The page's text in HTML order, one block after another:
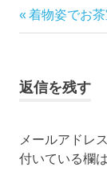
る
す。
投
ナ
ゲ
前
の
着物姿でお
返信を残す
メールアドレ
付いている欄